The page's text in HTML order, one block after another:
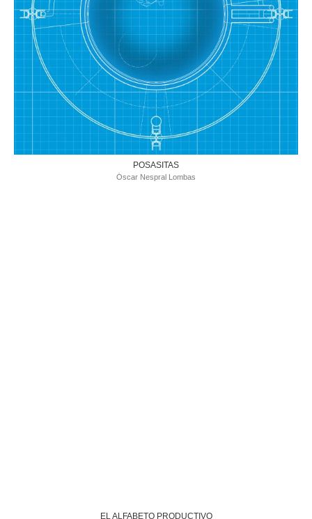
torres trabajo turismo urbanismo
vegetacion vegetación vertedero viñedos vino vision
vivienda vivienda adosada vivienda en
vivienda minima vivienda social vivienda temporal
POSASITAS
Óscar Nespral Lombas
EL ALFABETO PRODUCTIVO